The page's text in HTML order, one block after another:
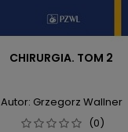
CHIRURGIA. TOM 2
Autor: Grzegorz Wallner
(0)